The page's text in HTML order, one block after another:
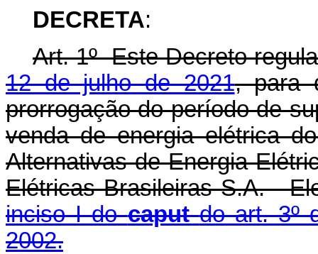
DECRETA:
Art. 1º Este Decreto
12 de julho de 2021, para
prorrogação do período de
venda de energia elétrica
Alternativas de Energia
Elétricas Brasileiras S.A. -
inciso I docaputdo art. 3º
2002.